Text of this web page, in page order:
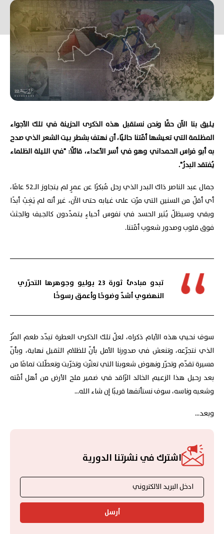
يليق بنا الآن حقًا ونحن نستقبل هذه الذكرى الحزينة في تلك الأجواء
المظلمة التي تعيشها أمّتنا حاليًا، أن نهتف بشطر بيت الشعر الذي صدح
به أبو فراس الحمداني وهو في أسر الأعداء، قائلًا: "في الليلة الظلماء
يُفتقد البدرُ".
جمال عبد الناصر ذاك البدر الذي رحل مُبكرًا عن عمرٍ لم يتجاوز الـ52 عامًا،
أي أقلّ من السنين التي مرّت على غيابه حتى الآن، غير أنه لم يَغِبْ أبدًا
وبقي وسيظلّ يُثير الحسد في نفوس أحياءٍ يتمدّدون كالجيف والجثث
فوق قلوب وصدور شعوب أمّتنا.
تبدو مبادئ ثورة 23 يوليو وجوهرها التحرّري
النهضوي أشدّ وضوحًا وأعمق رسوخًا
سوف نحيي هذه الأيام ذكراه، لعلّ تلك الذكرى العطرة تبدّد طعم المُرّ
الذي نتجرّعه، وتنعش في صدورنا الأمل بأنّ للظلام الثقيل نهاية، وبأنّ
مسيرة تقدّم وتحرّر ونهوض شعوبنا التي تعثّرت وتخرّبت وتعطّلت تمامًا من
بعد رحيل هذا الزعيم الخالد الرّاقد في ضمير ملح الأرض من أهل أمّته
وشعبه وناسه، سوف نستأنفها قريبًا إن شاء الله...
وبعد...
اشترك في نشرتنا الدورية
أرسل